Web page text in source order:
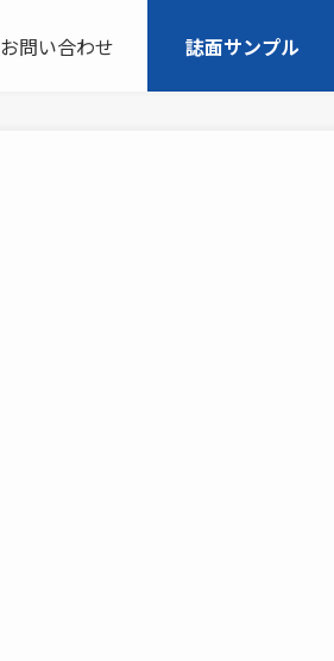
お問い合わせ 誌面サンプル